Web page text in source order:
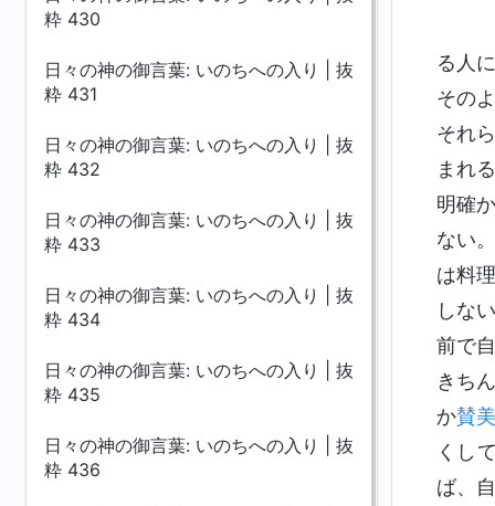
粋 430
日々の神の御言葉: いのちへの入り | 抜
粋 431
日々の神の御言葉: いのちへの入り | 抜
粋 432
日々の神の御言葉: いのちへの入り | 抜
粋 433
日々の神の御言葉: いのちへの入り | 抜
粋 434
日々の神の御言葉: いのちへの入り | 抜
粋 435
日々の神の御言葉: いのちへの入り | 抜
粋 436
る人
その
それ
まれ
明確
ない
は料
しな
前で
きち
か賛
くし
ば、